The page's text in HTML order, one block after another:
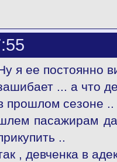
я ее постоянно
... а что
прошлом сезоне
пасажирам
..
, девченка в